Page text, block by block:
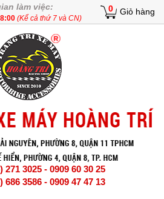
làm việc:
(Kể cả thứ 7 và CN)
0 Giỏ hàng
271 3025 - 0909 60 30 25
686 3586 - 0909 47 47 13